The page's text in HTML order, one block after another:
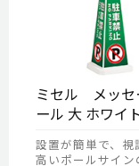
ミセル メッセ
ール 大 ホワイ
設置が簡単で、視
高いポールサイン